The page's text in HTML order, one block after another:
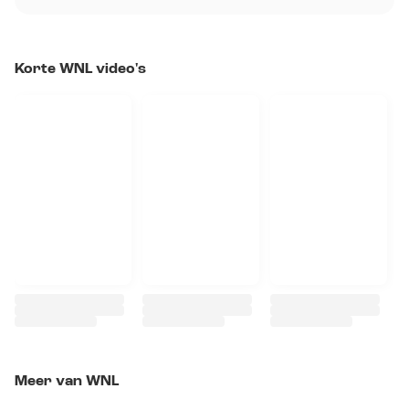
Korte WNL video's
Meer van WNL